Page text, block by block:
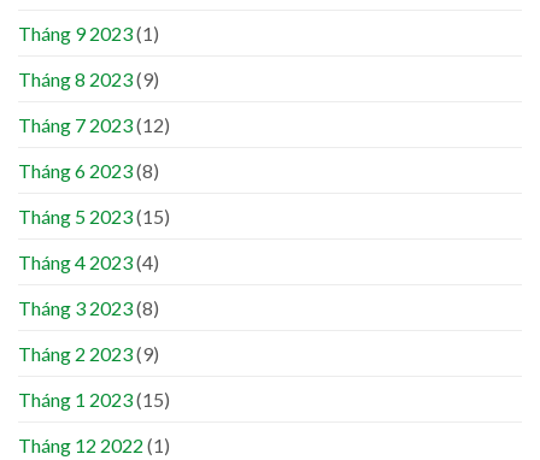
Tháng 9 2023(1)
Tháng 8 2023(9)
Tháng 7 2023(12)
Tháng 6 2023(8)
Tháng 5 2023(15)
Tháng 4 2023(4)
Tháng 3 2023(8)
Tháng 2 2023(9)
Tháng 1 2023(15)
Tháng 12 2022 (1)